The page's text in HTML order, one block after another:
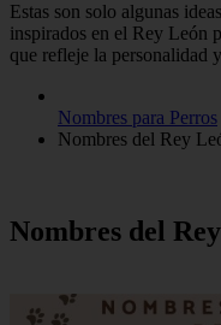
Estas son solo algunas
inspirados en el Rey León
que refleje la personalidad
Nombres para Perros
Nombres del Rey
Nombres del